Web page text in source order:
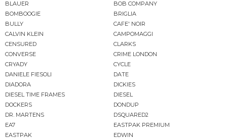
BLAUER
BOB COMPANY
BOMBOOGIE
BRIGLIA
BULLY
CAFE' NOIR
CALVIN KLEIN
CAMPOMAGGI
CENSURED
CLARKS
CONVERSE
CRIME LONDON
CRYADY
CYCLE
DANIELE FIESOLI
DATE
DIADORA
DICKIES
DIESEL TIME FRAMES
DIESEL
DOCKERS
DONDUP
DR. MARTENS
DSQUARED2
EA7
EASTPAK PREMIUM
EASTPAK
EDWIN